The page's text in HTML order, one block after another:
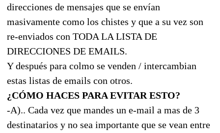
direcciones de mensajes que se envían
masivamente como los chistes y que a su vez son
re-enviados con TODA LA LISTA DE
DIRECCIONES DE EMAILS.
Y después para colmo se venden / intercambian
estas listas de emails con otros.
¿CÓMO HACES PARA EVITAR ESTO?
-A).. Cada vez que mandes un e-mail a mas de 3
destinatarios y no sea importante que se vean entre